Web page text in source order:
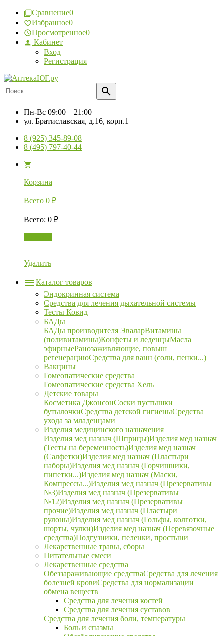
Сравнение0
Избранное0
Просмотренное0
Кабинет
Вход
Регистрация
Пн-Вс 09:00—21:00
ул. Братиславская, д.16, корп.1
8 (925) 345-89-08
8 (495) 797-40-44
Корзина
Всего 0 ₽
Всего: 0 ₽
Удалить
Каталог товаров
Эндокринная система
Средства для лечения дыхательной системы
Тесты Ковид
БАДы
БАДы производителя ЭваларВитамины
(поливитамины)Конфеты и леденцыМасла
эфирныеРанозаживляющие, повыш
регенерациюСредства для ванн (соли, пенки...)
Вакцины
Гомеопатические средства
Гомеопатические средства Хель
Детские товары
Косметика ДжонсонСоски пустышки
бутылочкиСредства детской гигиеныСредства
ухода за младенцами
Изделия медицинского назначения
Изделия мед назнач (Шприцы)Изделия мед назнач
(Тесты на беременность)Изделия мед назнач
(Салфетки)Изделия мед назнач (Пластыри
наборы)Изделия мед назнач (Горчишники,
пипетки...)Изделия мед назнач (Маски,
Компрессы...)Изделия мед назнач (Презервативы
№3)Изделия мед назнач (Презервативы
№12)Изделия мед назнач (Презервативы
прочие)Изделия мед назнач (Пластыри
рулоны)Изделия мед назнач (Гольфы, колготки,
шорты, чулки)Изделия мед назнач (Перевязочные
средства)Подгузники, пеленки, простыни
Лекарственные травы, сборы
Питательные смеси
Лекарственные средства
Обеззараживающие средстваСредства для лечения
болезней кровиСредства для нормализации
обмена веществ
Средства для лечения костей
Средства для лечения суставов
Средства для лечения боли, температуры
Боль и спазмы